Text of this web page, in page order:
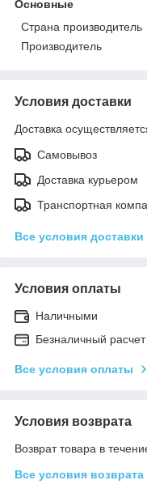
Основные
Страна производитель
Производитель
Условия доставки
Доставка
Самовывоз
Доставка курьером
Транспортная
Все условия доставки
Условия оплаты
Наличными
Безналичный расчет
Все условия оплаты
Условия возврата
Возврат товара в
Все условия возврата